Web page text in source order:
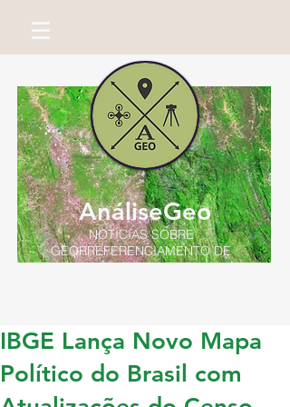
AnáliseGeo
NOTÍCIAS SOBRE
GEORREFERENCIAMENTO DE
IMÓVEIS RURAIS
IBGE Lança Novo Mapa
Político do Brasil com